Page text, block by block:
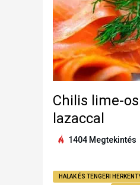
Chilis lime-
lazaccal
1404 Megtekintés
HALAK ÉS TENGERI